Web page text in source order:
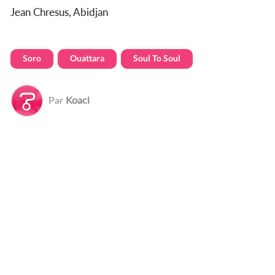
Jean Chresus, Abidjan
Soro Ouattara Soul To Soul
Par Koaci